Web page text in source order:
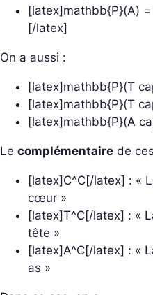
[latex]mathbb{P}(A)
[/latex]
On a aussi :
[latex]mathbb{P}(T
[latex]mathbb{P}(T
[latex]mathbb{P}(A
Le complémentaire de
[latex]C^C[/latex] : «
cœur »
[latex]T^C[/latex] : «
tête »
[latex]A^C[/latex] : «
as »